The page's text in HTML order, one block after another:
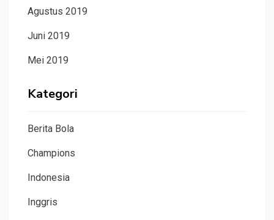
Agustus 2019
Juni 2019
Mei 2019
Kategori
Berita Bola
Champions
Indonesia
Inggris